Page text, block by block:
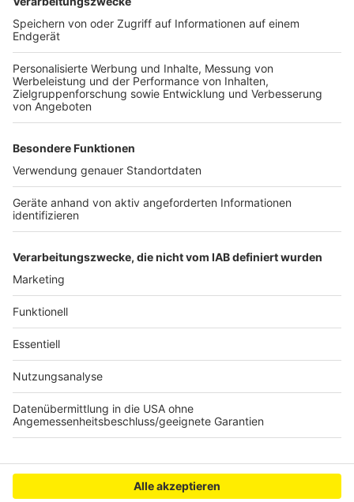
Nachkochen oder Nachkochen lassen. Nelson nimmt
uns mit in seine Küche und weiht uns in die
Geheimnisse eines bekannten Profikochs ein. Der
Kitchen Club by Nelson Müller ist etwas für alle
Gourmets und Gourmüsen. Für alle von euch, die
wissen, dass Kardamom ein Gewürz ist und kein
Ersatzteil fürs Auto. Das ist "Foodtainment" der
Extraklasse. Feinste Küche, die man überall genießen
oder wie Nelson es sagt: "Macht nix, wenn's
schmeckt!"
Nelson Müller live erleben? Hier gibt esInfos zu den
Anzeige